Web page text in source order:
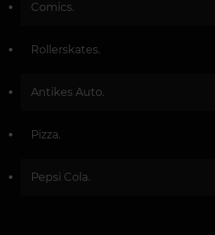
Comics.
Rollerskates.
Antikes Auto.
Pizza.
Pepsi Cola.